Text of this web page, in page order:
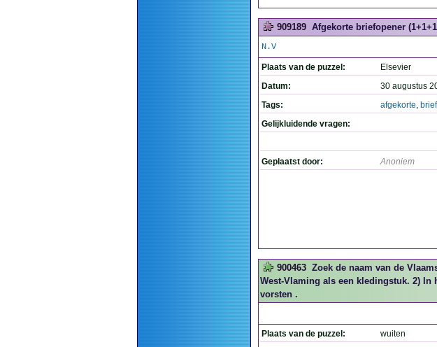
909189 Afgekorte briefopener
N.V
Plaats van de puzzel:
Elsevier
Datum:
30 augustus
Tags:
afgekorte,
Gelijkluidende vragen:
Geplaatst door: Anoniem
900463 Zoek de naam van de
West-Vlaming als een kledingstuk. 2)
vorsten .
Plaats van de puzzel:
wuiten